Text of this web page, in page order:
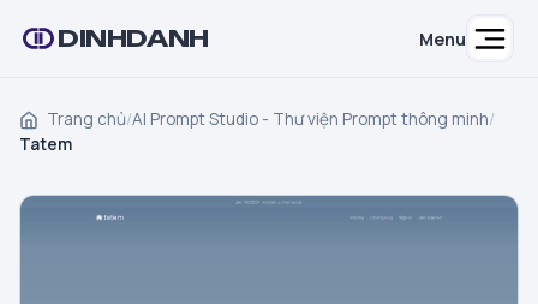
DINHDANH Menu
Trang chủ/AI Prompt Studio - Thư viện Prompt thông minh/
Tatem